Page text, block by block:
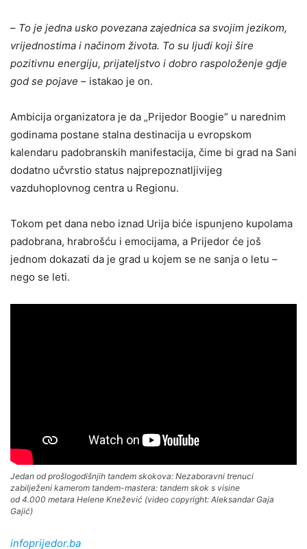
– To je jedna usko povezana zajednica sa svojim jezikom,
vrijednostima i načinom života. To su ljudi koji šire
pozitivnu energiju, prijateljstvo i dobro raspoloženje gdje
god se pojave – istakao je on.
Ambicija organizatora je da „Prijedor Boogie“ u narednim
godinama postane stalna destinacija u evropskom
kalendaru padobranskih manifestacija, čime bi grad na Sani
dodatno učvrstio status najprepoznatljivijeg
vazduhoplovnog centra u Regionu.
Tokom pet dana nebo iznad Urija biće ispunjeno kupolama
padobrana, hrabrošću i emocijama, a Prijedor će još
jednom dokazati da je grad u kojem se ne sanja o letu –
nego se leti.
Jedan od prošlogodišnjih tandem skokova: Nezaboravni trenuci
zabilježeni kamerom tandem-mastera: tandem skok s visine
od 4.000 metara Helene Knežević (video copyright: Aleksandar Gaja
Gajić)
infoprijedor.ba